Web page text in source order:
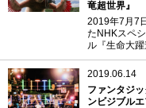
竜超世界』
2019年7月7
たNHKスペ
ル『生命大躍
2019.06.14
ファンタジ
ンビジブル